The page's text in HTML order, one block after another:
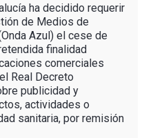
ha decidido requerir
de Medios de
Azul) el cese de
finalidad
comerciales
Real Decreto
publicidad y
actividades o
sanitaria, por remisión